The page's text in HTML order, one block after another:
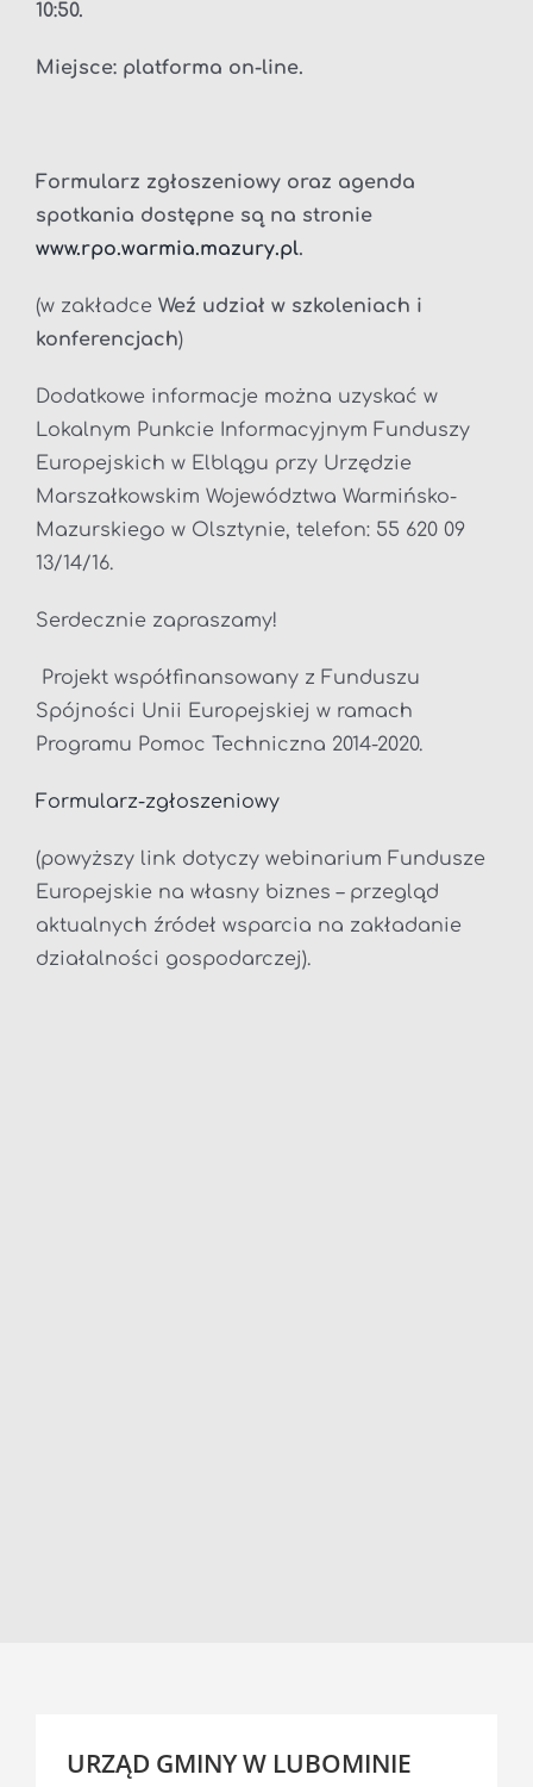
10:50.
Miejsce: platforma on-line.
Formularz zgłoszeniowy oraz agenda
spotkania dostępne są na stronie
www.rpo.warmia.mazury.pl.
(w zakładce Weź udział w szkoleniach i
konferencjach)
Dodatkowe informacje można uzyskać w
Lokalnym Punkcie Informacyjnym Funduszy
Europejskich w Elblągu przy Urzędzie
Marszałkowskim Województwa Warmińsko-
Mazurskiego w Olsztynie, telefon: 55 620 09
13/14/16.
Serdecznie zapraszamy!
Projekt współfinansowany z Funduszu
Spójności Unii Europejskiej w ramach
Programu Pomoc Techniczna 2014-2020.
Formularz-zgłoszeniowy
(powyższy link dotyczy webinarium Fundusze
Europejskie na własny biznes – przegląd
aktualnych źródeł wsparcia na zakładanie
działalności gospodarczej).
URZĄD GMINY W LUBOMINIE